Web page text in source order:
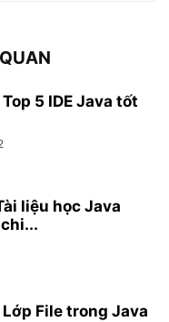
5 IDE Java tốt
liệu học Java
File trong Java